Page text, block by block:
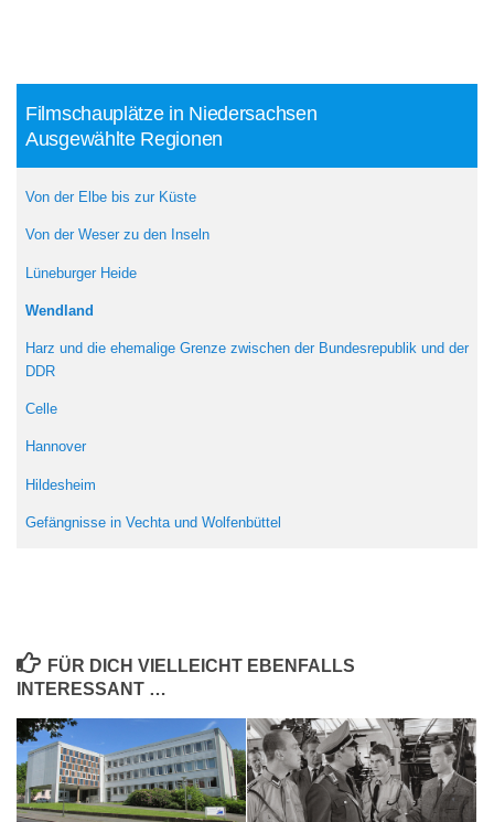
Filmschauplätze in Niedersachsen
Ausgewählte Regionen
Von der Elbe bis zur Küste
Von der Weser zu den Inseln
Lüneburger Heide
Wendland
Harz und die ehemalige Grenze zwischen der Bundesrepublik und der
DDR
Celle
Hannover
Hildesheim
Gefängnisse in Vechta und Wolfenbüttel
FÜR DICH VIELLEICHT EBENFALLS
INTERESSANT …